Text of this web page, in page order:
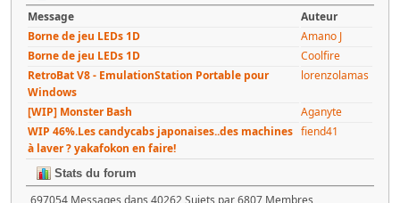
Message
Auteur
Borne de jeu LEDs 1D
Amano J
Borne de jeu LEDs 1D
Coolfire
RetroBat V8 - EmulationStation Portable pour
Windows
lorenzolamas
[WIP] Monster Bash
Aganyte
WIP 46%.Les candycabs japonaises..des machines
à laver ? yakafokon en faire!
fiend41
Stats du forum
697054 Messages dans 40262 Sujets par 6807 Membres